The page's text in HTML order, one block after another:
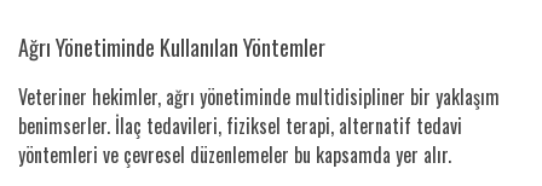
Ağrı Yönetiminde Kullanılan Yöntemler
Veteriner hekimler, ağrı yönetiminde multidisipliner bir yaklaşım
benimserler. İlaç tedavileri, fiziksel terapi, alternatif tedavi
yöntemleri ve çevresel düzenlemeler bu kapsamda yer alır.